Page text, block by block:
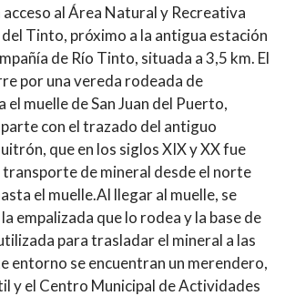
al Área Natural y Recreativa
del Tinto, próximo a la antigua estación
de Río Tinto, situada a 3,5 km. El
por una vereda rodeada de
el muelle de San Juan del Puerto,
con el trazado del antiguo
que en los siglos XIX y XX fue
de mineral desde el norte
el muelle.Al llegar al muelle, se
empalizada que lo rodea y la base de
para trasladar el mineral a las
entorno se encuentran un merendero,
y el Centro Municipal de Actividades